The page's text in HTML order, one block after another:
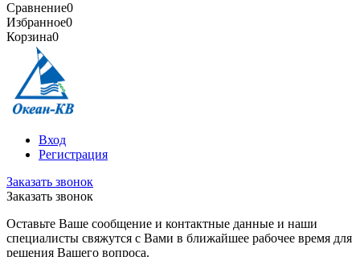
Сравнение0
Избранное0
Корзина0
Вход
Регистрация
Заказать звонок
Заказать звонок
Оставьте Ваше сообщение и контактные данные и наши
специалисты свяжутся с Вами в ближайшее рабочее время для
решения Вашего вопроса.